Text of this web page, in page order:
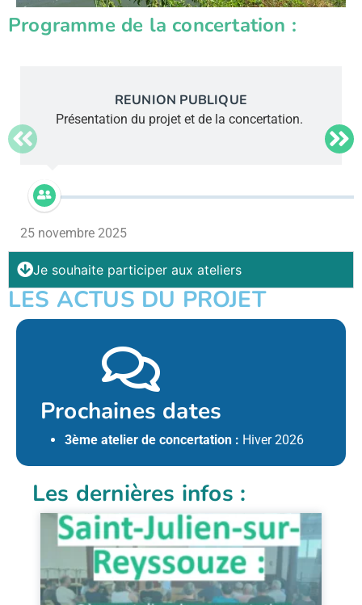
Programme de la concertation :
REUNION PUBLIQUE
Présentation du projet et de la concertation.
25 novembre 2025
Je souhaite participer aux ateliers
LES ACTUS DU PROJET
Prochaines dates
3ème atelier de concertation : Hiver 2026
Les dernières infos :